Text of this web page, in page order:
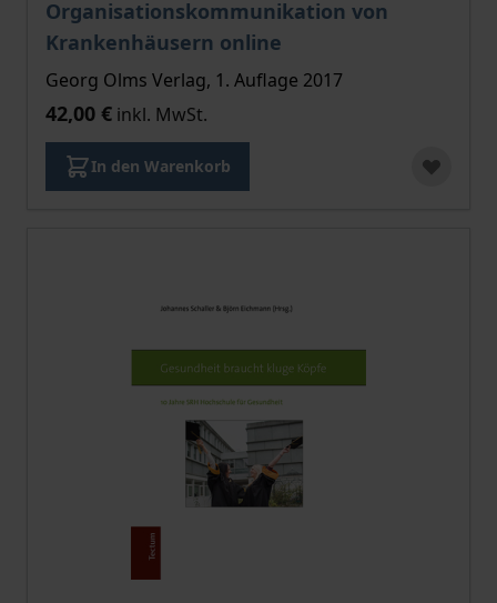
Organisationskommunikation von
Krankenhäusern online
Georg Olms Verlag, 1. Auflage 2017
42,00 € inkl. MwSt.
In den Warenkorb